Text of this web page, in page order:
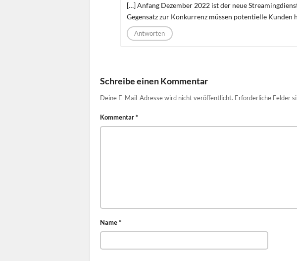
[…] Anfang Dezember 2022 ist der neue
Gegensatz zur Konkurrenz müssen potentielle
Antworten
Schreibe einen Kommentar
Deine E-Mail-Adresse wird nicht veröffentlicht. Erforderliche Felder
Kommentar*
Name*